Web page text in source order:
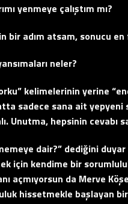
yenmeye çalıştım mı?
bir adım atsam, sonucu
neler?
kelimelerinin yerine
sadece sana ait
Unutma, hepsinin cevabı
dair?” dediğini
için kendime bir
açmıyorsun da Merve
hissetmekle başlayan